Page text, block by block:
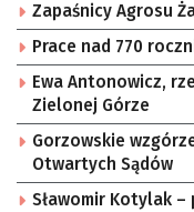
Zapaśnicy Agrosu
Prace nad 770
Ewa Antonowicz,
Zielonej Górze
Gorzowskie
Otwartych Sądów
Sławomir Kotylak